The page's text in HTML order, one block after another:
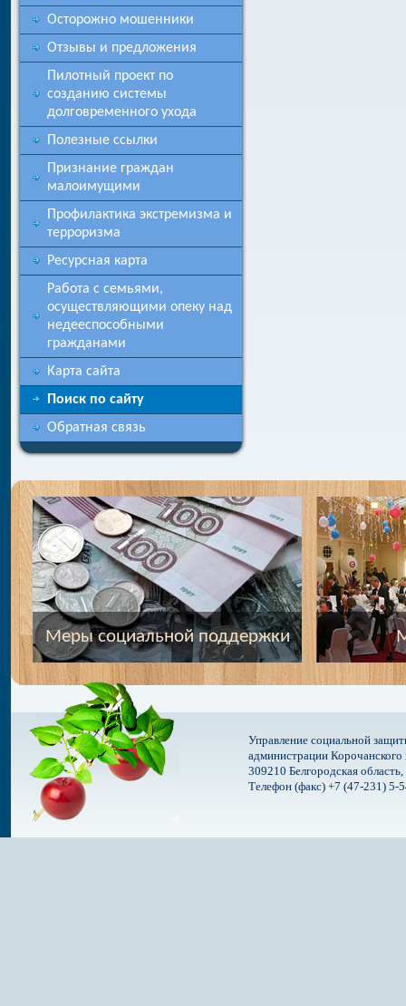
Осторожно мошенники
Отзывы и предложения
Пилотный проект по
созданию системы
долговременного ухода
Полезные ссылки
Признание граждан
малоимущими
Профилактика экстремизма и
терроризма
Ресурсная карта
Работа с семьями,
осуществляющими опеку над
недееспособными
гражданами
Карта сайта
Поиск по сайту
Обратная связь
Меры социальной поддержки
Управление социальной
администрации
309210 Белгородская
Телефон (факс) +7 (47-231) 5-